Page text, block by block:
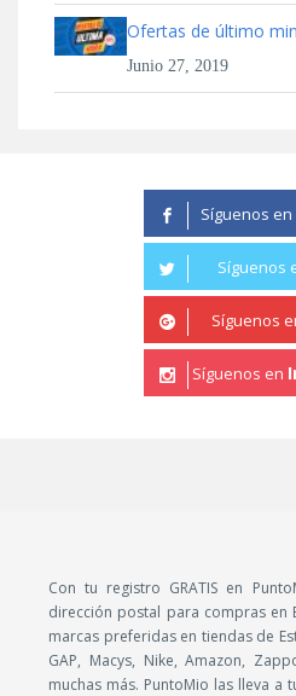
Ofertas de último
Junio 27, 2019
Síguenos en
Síguenos
Síguenos
Síguenos en
Con tu registro GRATIS en
dirección postal para compras en
marcas preferidas en tiendas de
GAP, Macys, Nike, Amazon,
muchas más. PuntoMio las lleva a